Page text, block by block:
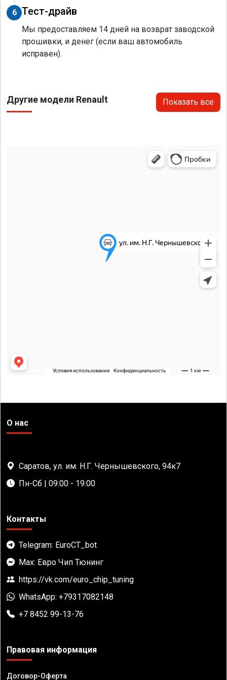
6 Тест-драйв
Мы предоставляем 14 дней на возврат заводской
прошивки, и денег (если ваш автомобиль
исправен).
Другие модели Renault Показать все
О нас
Саратов, ул. им. Н.Г. Чернышевского, 94к7
Пн-Сб | 09:00 - 19:00
Контакты
Telegram: EuroCT_bot
Max: Евро Чип Тюнинг
https://vk.com/euro_chip_tuning
WhatsApp: +79317082148
+7 8452 99-13-76
Правовая информация
Договор-Оферта